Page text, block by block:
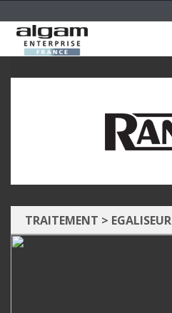
TRAITEMENT > EGALISEUR